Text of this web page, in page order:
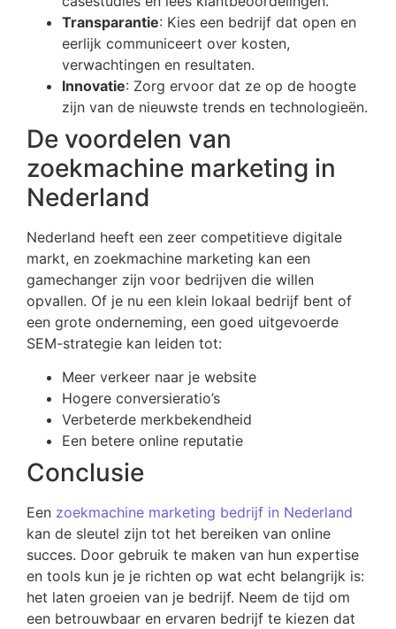
Transparantie: Kies een bedrijf dat open en
eerlijk communiceert over kosten,
verwachtingen en resultaten.
Innovatie: Zorg ervoor dat ze op de hoogte
zijn van de nieuwste trends en technologieën.
De voordelen van
zoekmachine marketing in
Nederland
Nederland heeft een zeer competitieve digitale
markt, en zoekmachine marketing kan een
gamechanger zijn voor bedrijven die willen
opvallen. Of je nu een klein lokaal bedrijf bent of
een grote onderneming, een goed uitgevoerde
SEM-strategie kan leiden tot:
Meer verkeer naar je website
Hogere conversieratio’s
Verbeterde merkbekendheid
Een betere online reputatie
Conclusie
Een zoekmachine marketing bedrijf in Nederland
kan de sleutel zijn tot het bereiken van online
succes. Door gebruik te maken van hun expertise
en tools kun je je richten op wat echt belangrijk is:
het laten groeien van je bedrijf. Neem de tijd om
een betrouwbaar en ervaren bedrijf te kiezen dat